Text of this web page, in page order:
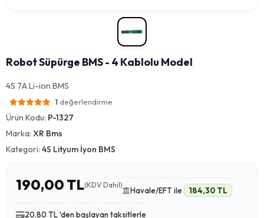
Robot Süpürge BMS - 4 Kablolu Model
4S 7A Li-ion BMS
1 değerlendirme
Ürün Kodu: P-1327
Marka: XR Bms
Kategori: 4S Lityum İyon BMS
190,00 TL(KDV Dahil)
Havale/EFT ile 184,30 TL
20,80 TL 'den başlayan taksitlerle